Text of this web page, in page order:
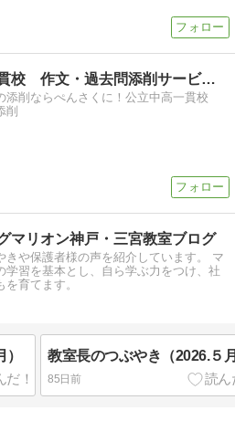
公立中高一貫校 作文・過去問添削サービス ぺんさく
添削ならぺんさくに！公立中高一貫校
削
マリオン神戸・三宮教室ブログ
きや保護者様の声を紹介しています。 マ
学習を基本とし、自ら学ぶ力をつけ、社
育てます。
教室長のつぶやき（2026.５
85日前